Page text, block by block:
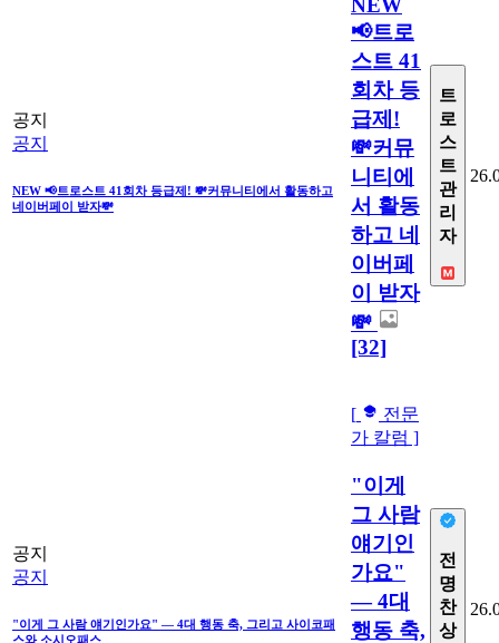
공지
공지
NEW 📢트로스트 41회차 등급제! 💸커뮤니티에서 활동하고
네이버페이 받자💸
📢트로
스트 41
회차 등
급제!
💸커뮤
니티에
서 활동
하고 네
이버페
이 받자
💸
[32]
트
로
스
트
관
리
자
공지
공지
"이게 그 사람 얘기인가요" — 4대 행동 축, 그리고 사이코패
스와 소시오패스
[
전문
가 칼럼 ]
"이게
그 사람
얘기인
가요"
— 4대
행동 축,
전
명
찬
상